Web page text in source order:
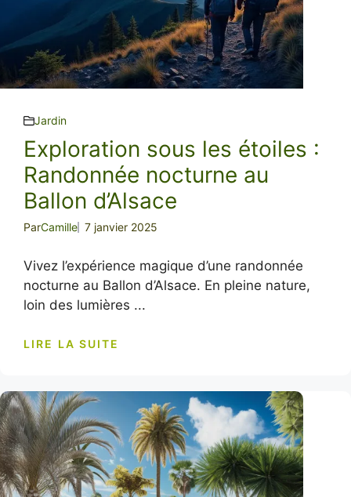
Jardin
Exploration sous les étoiles :
Randonnée nocturne au
Ballon d’Alsace
ParCamille 7 janvier 2025
Vivez l’expérience magique d’une randonnée
nocturne au Ballon d’Alsace. En pleine nature,
loin des lumières ...
LIRE LA SUITE